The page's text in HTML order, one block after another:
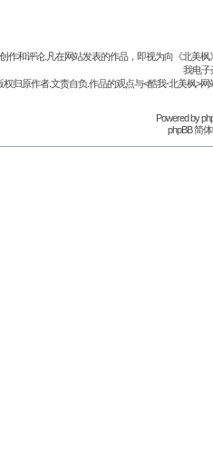
作和评论.凡在网站发表的作品，即视为向《北美
我电子
权归原作者.文责自负.作品的观点与<酷我-北美枫>
Powered by
phpBB 简